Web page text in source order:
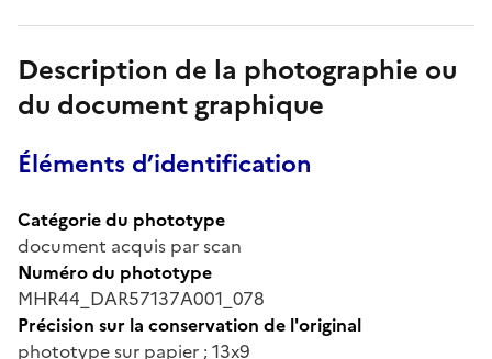
Description de la photographie ou
du document graphique
Éléments d’identification
Catégorie du phototype
document acquis par scan
Numéro du phototype
MHR44_DAR57137A001_078
Précision sur la conservation de l'original
phototype sur papier ; 13x9